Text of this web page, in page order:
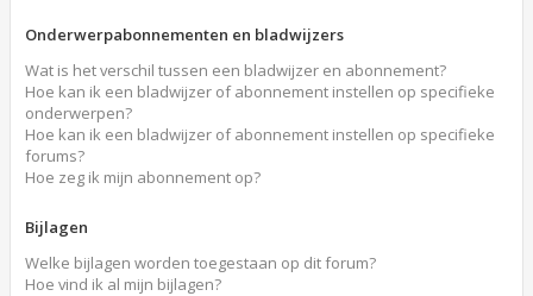
Onderwerpabonnementen en bladwijzers
Wat is het verschil tussen een bladwijzer en abonnement?
Hoe kan ik een bladwijzer of abonnement instellen op specifieke
onderwerpen?
Hoe kan ik een bladwijzer of abonnement instellen op specifieke
forums?
Hoe zeg ik mijn abonnement op?
Bijlagen
Welke bijlagen worden toegestaan op dit forum?
Hoe vind ik al mijn bijlagen?